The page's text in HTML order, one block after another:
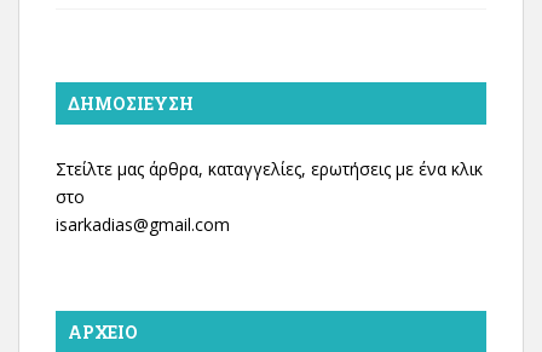
ΔΗΜΟΣΊΕΥΣΗ
Στείλτε μας άρθρα, καταγγελίες, ερωτήσεις με ένα κλικ
στο
isarkadias@gmail.com
ΑΡΧΕΊΟ